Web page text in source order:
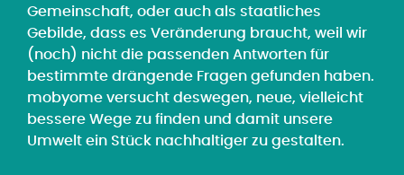
Gemeinschaft, oder auch als staatliches
Gebilde, dass es Veränderung braucht, weil wir
(noch) nicht die passenden Antworten für
bestimmte drängende Fragen gefunden haben.
mobyome versucht deswegen, neue, vielleicht
bessere Wege zu finden und damit unsere
Umwelt ein Stück nachhaltiger zu gestalten.